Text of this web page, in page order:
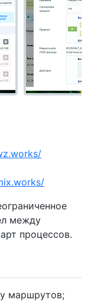
между
процессов.
маршрутов;